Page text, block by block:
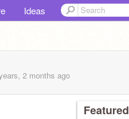
Ideas
2 months ago